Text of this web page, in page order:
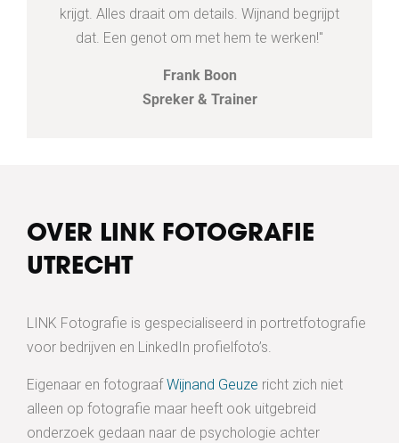
krijgt. Alles draait om details. Wijnand begrijpt
dat. Een genot om met hem te werken!"
Frank Boon
Spreker & Trainer
OVER LINK FOTOGRAFIE
UTRECHT
LINK Fotografie is gespecialiseerd in portretfotografie
voor bedrijven en LinkedIn profielfoto’s.
Eigenaar en fotograaf Wijnand Geuze richt zich niet
alleen op fotografie maar heeft ook uitgebreid
onderzoek gedaan naar de psychologie achter